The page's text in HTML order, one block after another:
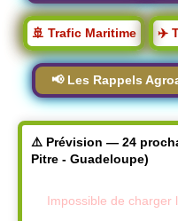
🚢 Trafic Maritime ✈️
📢 Les Rappels
⚠️ Prévision — 24
Pitre - Guadeloupe)
Impossible de charger